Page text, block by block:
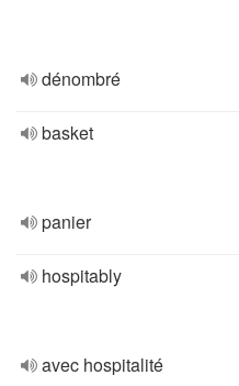
dénombré
basket
panier
hospitably
avec hospitalité